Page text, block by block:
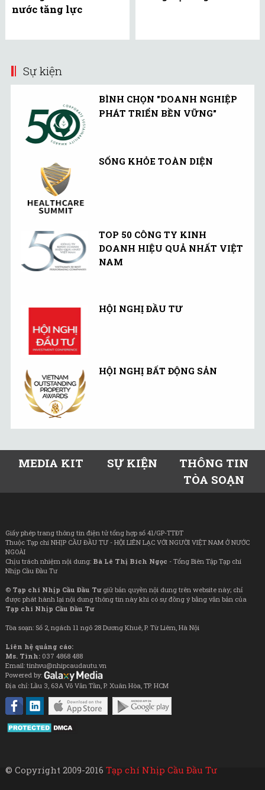
nước tăng lực
Sự kiện
BÌNH CHỌN "DOANH NGHIỆP
PHÁT TRIỂN BỀN VỮNG"
SỐNG KHỎE TOÀN DIỆN
TOP 50 CÔNG TY KINH
DOANH HIỆU QUẢ NHẤT VIỆT
NAM
HỘI NGHỊ ĐẦU TƯ
HỘI NGHỊ BẤT ĐỘNG SẢN
MEDIA KIT SỰ KIỆN
THÔNG TIN
TÒA SOẠN
Giấy phép trang thông tin điện tử tổng hợp số 41/GP-TTĐT
Thuộc Tạp chí NHỊP CẦU ĐẦU TƯ - HỘI LIÊN LẠC VỚI NGƯỜI VIỆT NAM Ở NƯỚC
NGOÀI
Chịu trách nhiệm nội dung: Bà Lê Thị Bích Ngọc - Tổng Biên Tập Tạp chí
Nhịp Cầu Đầu Tư
© Tạp chí Nhịp Cầu Đầu Tưgiữ bản quyền nội dung trên website này; chỉ
được phát hành lại nội dung thông tin này khi có sự đồng ý bằng văn bản của
Tạp chí Nhịp Cầu Đầu Tư
Tòa soạn: Số 2, ngách 11 ngõ 28 Dương Khuê, P. Từ Liêm, Hà Nội
Liên hệ quảng cáo:
Ms. Tình: 037 4868 488
Email: tinhvu@nhipcaudautu.vn
Powered by:
Địa chỉ: Lầu 3, 63A Võ Văn Tần, P. Xuân Hòa, TP. HCM
© Copyright 2009-2016 Tạp chí Nhịp Cầu Đầu Tư